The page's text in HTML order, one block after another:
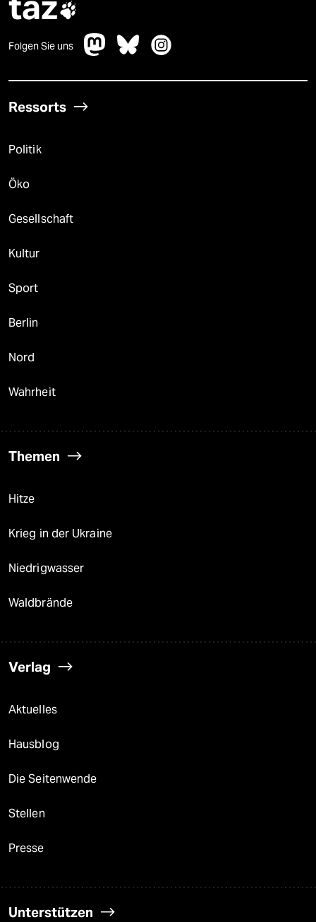

Folgen Sie uns
Ressorts
Politik
Öko
Gesellschaft
Kultur
Sport
Berlin
Nord
Wahrheit
Themen
Hitze
Krieg in der Ukraine
Niedrigwasser
Waldbrände
Verlag
Aktuelles
Hausblog
Die Seitenwende
Stellen
Presse
Unterstützen